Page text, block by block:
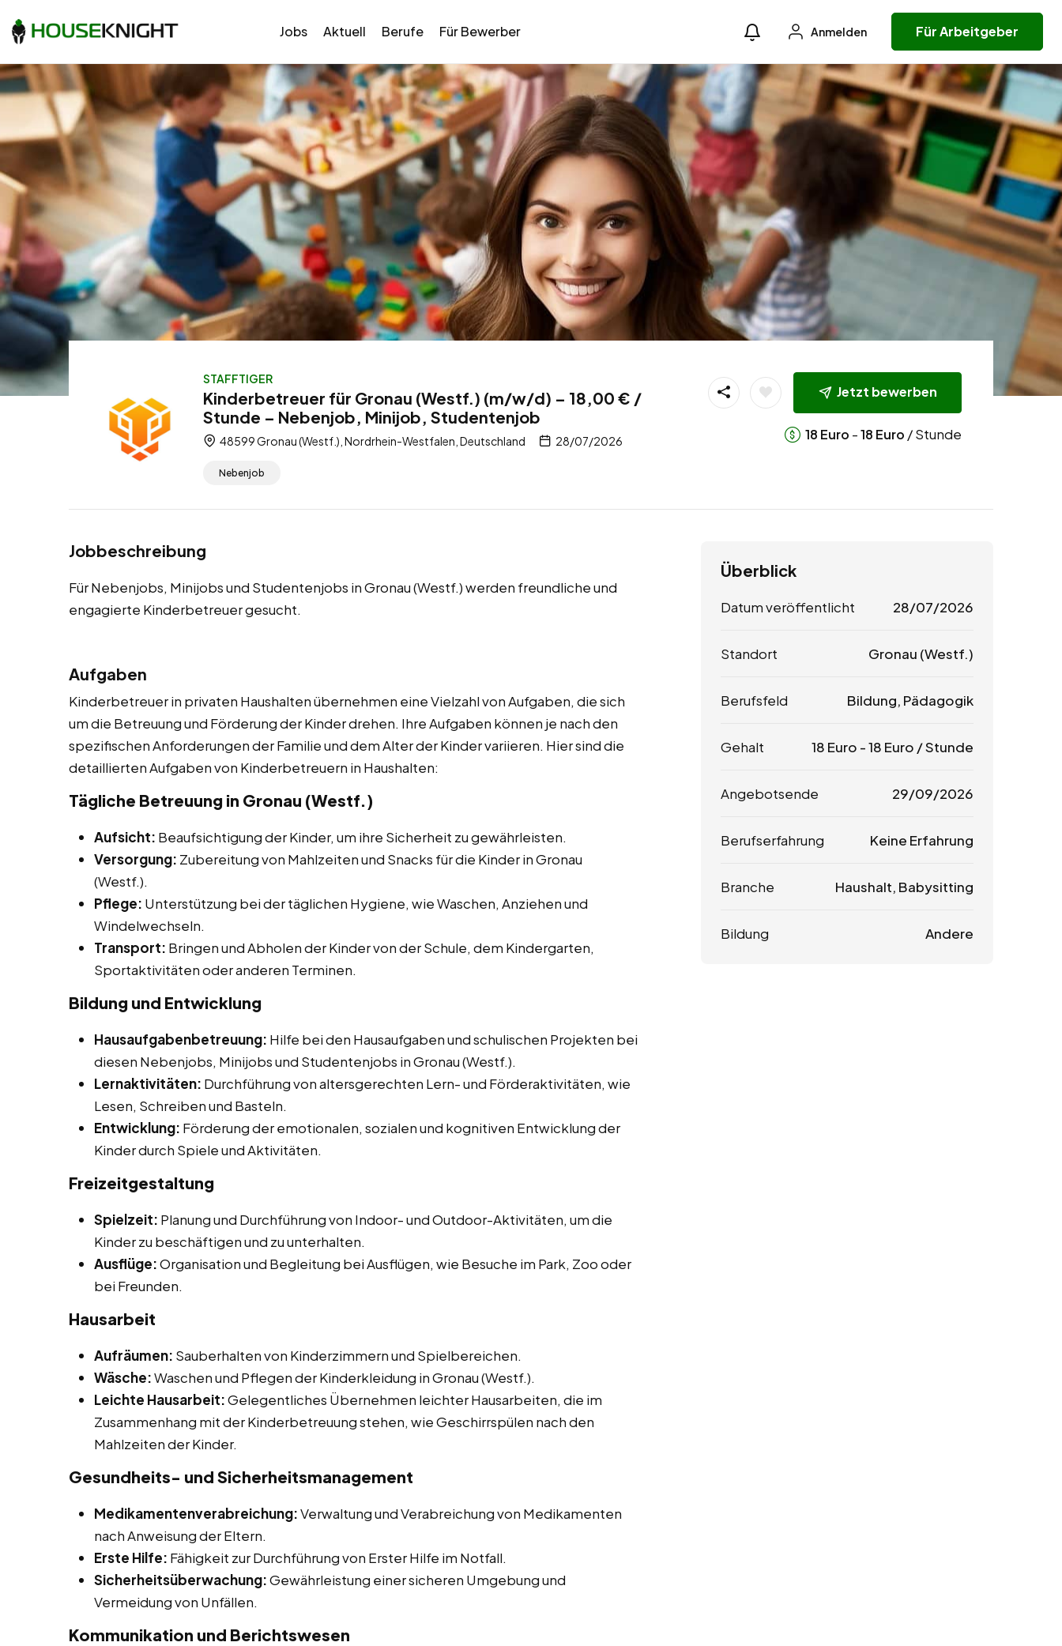
Jobs Aktuell Berufe Für Bewerber Anmelden Für Arbeitgeber
STAFFTIGER
Kinderbetreuer für Gronau (Westf.) (m/w/d) – 18,00 € /
Stunde – Nebenjob, Minijob, Studentenjob
48599 Gronau (Westf.), Nordrhein-Westfalen, Deutschland 28/07/2026
Nebenjob
Jetzt bewerben
18 Euro -18 Euro / Stunde
Jobbeschreibung
Für Nebenjobs, Minijobs und Studentenjobs in Gronau (Westf.) werden freundliche und
engagierte Kinderbetreuer gesucht.
Aufgaben
Kinderbetreuer in privaten Haushalten übernehmen eine Vielzahl von Aufgaben, die sich
um die Betreuung und Förderung der Kinder drehen. Ihre Aufgaben können je nach den
spezifischen Anforderungen der Familie und dem Alter der Kinder variieren. Hier sind die
detaillierten Aufgaben von Kinderbetreuern in Haushalten:
Tägliche Betreuung in Gronau (Westf.)
Aufsicht: Beaufsichtigung der Kinder, um ihre Sicherheit zu gewährleisten.
Versorgung: Zubereitung von Mahlzeiten und Snacks für die Kinder in Gronau
(Westf.).
Pflege: Unterstützung bei der täglichen Hygiene, wie Waschen, Anziehen und
Windelwechseln.
Transport: Bringen und Abholen der Kinder von der Schule, dem Kindergarten,
Sportaktivitäten oder anderen Terminen.
Bildung und Entwicklung
Hausaufgabenbetreuung: Hilfe bei den Hausaufgaben und schulischen Projekten bei
diesen Nebenjobs, Minijobs und Studentenjobs in Gronau (Westf.).
Lernaktivitäten: Durchführung von altersgerechten Lern- und Förderaktivitäten, wie
Lesen, Schreiben und Basteln.
Entwicklung: Förderung der emotionalen, sozialen und kognitiven Entwicklung der
Kinder durch Spiele und Aktivitäten.
Freizeitgestaltung
Spielzeit: Planung und Durchführung von Indoor- und Outdoor-Aktivitäten, um die
Kinder zu beschäftigen und zu unterhalten.
Ausflüge:Organisation und Begleitung bei Ausflügen, wie Besuche im Park, Zoo oder
bei Freunden.
Hausarbeit
Aufräumen: Sauberhalten von Kinderzimmern und Spielbereichen.
Wäsche:Waschen und Pflegen der Kinderkleidung in Gronau (Westf.).
Leichte Hausarbeit:Gelegentliches Übernehmen leichter Hausarbeiten, die im
Zusammenhang mit der Kinderbetreuung stehen, wie Geschirrspülen nach den
Mahlzeiten der Kinder.
Gesundheits- und Sicherheitsmanagement
Medikamentenverabreichung:Verwaltung und Verabreichung von Medikamenten
nach Anweisung der Eltern.
Erste Hilfe: Fähigkeit zur Durchführung von Erster Hilfe im Notfall.
Sicherheitsüberwachung:Gewährleistung einer sicheren Umgebung und
Vermeidung von Unfällen.
Kommunikation und Berichtswesen
Überblick
Datum veröffentlicht 28/07/2026
Standort Gronau (Westf.)
Berufsfeld Bildung, Pädagogik
Gehalt 18 Euro -18 Euro / Stunde
Angebotsende 29/09/2026
Berufserfahrung Keine Erfahrung
Branche Haushalt, Babysitting
Bildung Andere